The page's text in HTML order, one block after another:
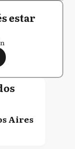
estar
Aires